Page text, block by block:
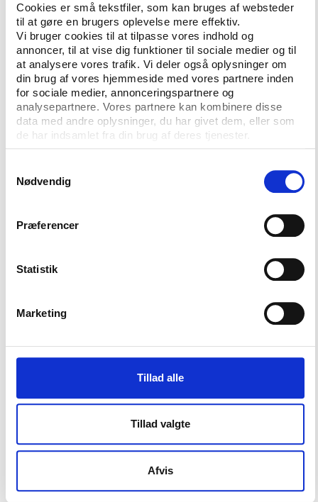
Cookies er små tekstfiler, som kan bruges af websteder
til at gøre en brugers oplevelse mere effektiv.
Vi bruger cookies til at tilpasse vores indhold og
annoncer, til at vise dig funktioner til sociale medier og til
at analysere vores trafik. Vi deler også oplysninger om
din brug af vores hjemmeside med vores partnere inden
for sociale medier, annonceringspartnere og
analysepartnere. Vores partnere kan kombinere disse
data med andre oplysninger, du har givet dem, eller som
de har indsamlet fra din brug af deres tjenester.
Nødvendig
Præferencer
Statistik
Marketing
Tillad alle
Tillad valgte
Afvis
“Vi opfordrer til, at den europæiske indsats på
området kommer i et højere gear – for at udvikle
vidensamfund, som er i stand til at møde tidens
udfordringer. Det kræver bæredygtige investeringer
nu på europæisk, nationalt og regionalt niveau. Disse
investeringer vil betale sig på lang sigt ud fra mange
kriterier: Konkurrencedygtige, velbefindende, sunde
befolkninger, vækst og andet.”
overbevise beslutningstagere om fordelene ved
voksenlæring, skriver Dansk Folkeoplysnings Samråd,
virksomheder og borgere er nemlig ikke bevidste
om, i hvilket omfang voksenundervisning kan bidrage
udfordringer og den enkeltes udfordringer.
Derfor foreslår EAEA i manifestet, at EU udråber et
europæisk år for voksenlæring. Temaet skal være